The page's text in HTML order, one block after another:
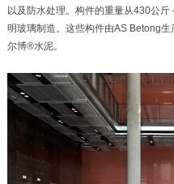
以及防水处理。构件的重量从430公
明玻璃制造。这些构件由AS Betong
尔博®水泥。